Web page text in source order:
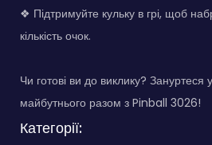
❖ Підтримуйте кульку в грі, щоб
кількість очок.
Чи готові ви до виклику? Зануртеся
майбутнього разом з Pinball 3026!
Категорії: